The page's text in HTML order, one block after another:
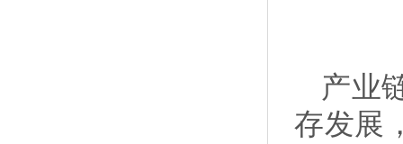
产业
存发展